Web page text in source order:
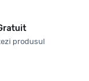
produsul